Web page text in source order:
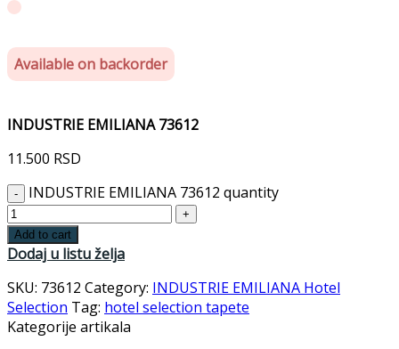
Available on backorder
INDUSTRIE EMILIANA 73612
11.500 RSD
INDUSTRIE EMILIANA 73612 quantity
Add to cart
Dodaj u listu želja
SKU: 73612 Category: INDUSTRIE EMILIANA Hotel
Selection Tag: hotel selection tapete
Kategorije artikala